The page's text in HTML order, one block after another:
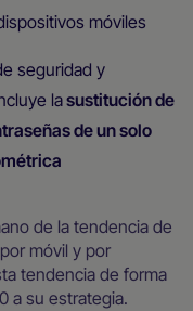
móviles
seguridad y
lasustitución de
de un solo
de la tendencia de
móvil y por
tendencia de forma
a su estrategia.